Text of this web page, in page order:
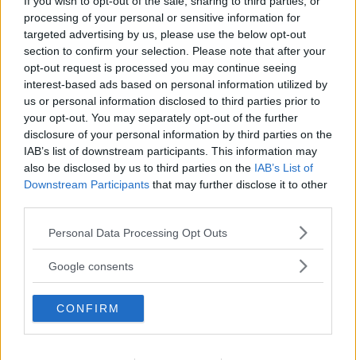
processing of your personal or sensitive information for
targeted advertising by us, please use the below opt-out
section to confirm your selection. Please note that after your
opt-out request is processed you may continue seeing
interest-based ads based on personal information utilized by
us or personal information disclosed to third parties prior to
your opt-out. You may separately opt-out of the further
disclosure of your personal information by third parties on the
IAB’s list of downstream participants. This information may
also be disclosed by us to third parties on the IAB’s List of
Downstream Participants that may further disclose it to other
Please note that this website/app uses one or more Google
not limited to your visit or usage behaviour. You may click to
use your data for below specified purposes in below Google
consent section.
Personal Data Processing Opt Outs
Google consents
CONFIRM
che una fascia che si stringe alla coscia,
collegata a sua volta ad una serie di lacci elastici
che mantengono la camicia in tensione grazie a
comode clip.